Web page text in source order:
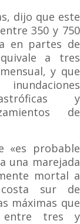
dijo que este
350 y 750
en partes de
a tres
y que
y
de
«es probable
una marejada
mortal a
sur de
máximas que
entre tres y